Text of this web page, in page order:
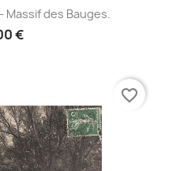
Massif des Bauges.
€
favorite_border